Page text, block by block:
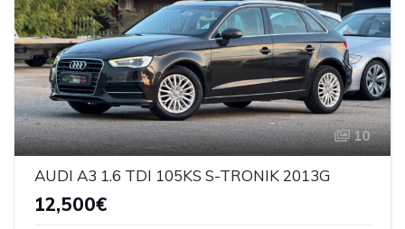
10
AUDI A3 1.6 TDI 105KS S-TRONIK 2013G
12,500€